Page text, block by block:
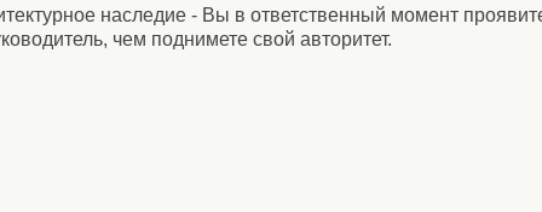
наследие - Вы в ответственный момент
чем поднимете свой авторитет.